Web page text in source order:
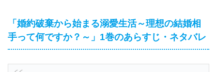
「婚約破棄から始まる溺愛生活～理想の結婚相
手って何ですか？～」1巻のあらすじ・ネタバレ